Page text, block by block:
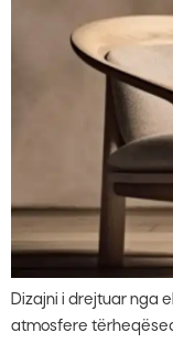
Dizajni i drejtuar nga
atmosfere